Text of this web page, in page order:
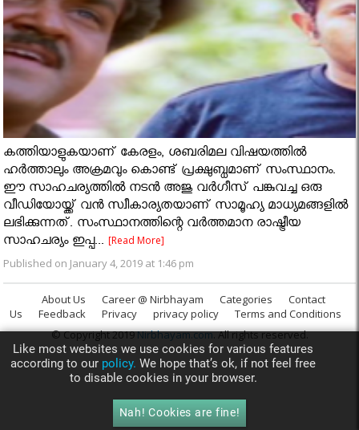
കത്തിയാളുകയാണ് കേരളം, ശബരിമല വിഷയത്തിൽ
ഹർത്താലും അക്രമവും കൊണ്ട് പ്രക്ഷുബ്ധമാണ് സംസ്ഥാനം.
ഈ സാഹചര്യത്തിൽ നടൻ അജു വർഗീസ് പങ്കുവച്ച ഒരു
വീഡിയോയ്ക്ക് വൻ സ്വീകാര്യതയാണ് സാമൂഹ്യ മാധ്യമങ്ങളിൽ
ലഭിക്കുന്നത്. സംസ്ഥാനത്തിന്റെ വർത്തമാന രാഷ്ട്രീയ
സാഹചര്യം ഇപ്പ...[Read More]
Published on January 4, 2019 at 1:46 pm
About Us Career @ Nirbhayam Categories
Contact
Us
Feedback Privacy privacy policy
Terms and Conditions
© Copyright 2019Nirbhayam.com. All rights reserved.
Like most websites we use cookies for various features
according to our policy. We hope that’s ok, if not feel free
to disable cookies in your browser.
Nah! Cookies are fine!